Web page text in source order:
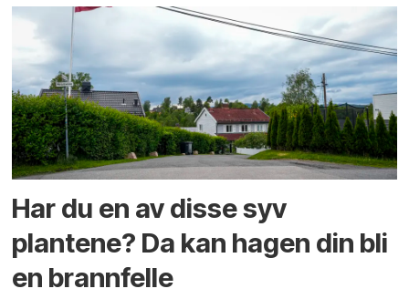
Har du en av disse syv
plantene? Da kan hagen din bli
en brannfelle